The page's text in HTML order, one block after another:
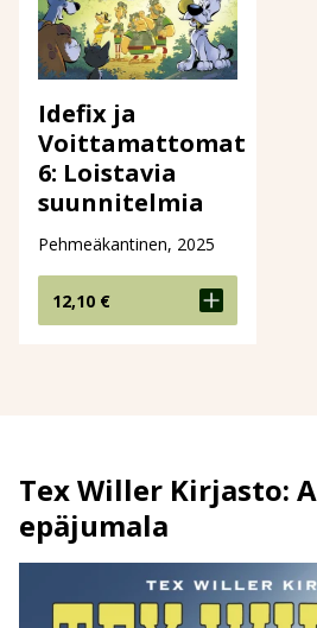
Idefix ja
Voittamattomat
6: Loistavia
suunnitelmia
Pehmeäkantinen, 2025
12,10 €
Tex Willer Kirjasto:
epäjumala